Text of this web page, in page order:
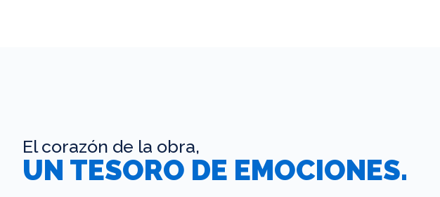
El corazón de la obra,
UN TESORO DE EMOCIONES.